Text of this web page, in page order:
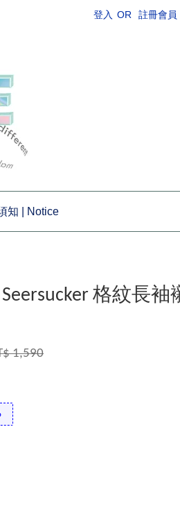
登入 OR 註冊會員
知 | Notice
Seersucker 格紋長袖
1,590